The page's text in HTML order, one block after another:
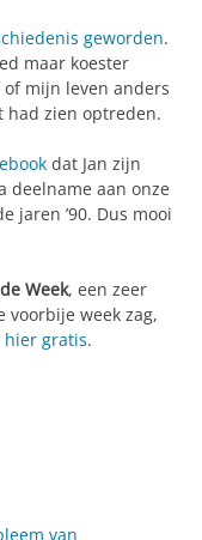
geworden.
maar koester
mijn leven anders
had zien optreden.
dat Jan zijn
deelname aan onze
jaren ’90. Dus mooi
Week, een zeer
week zag,
hier gratis.
van